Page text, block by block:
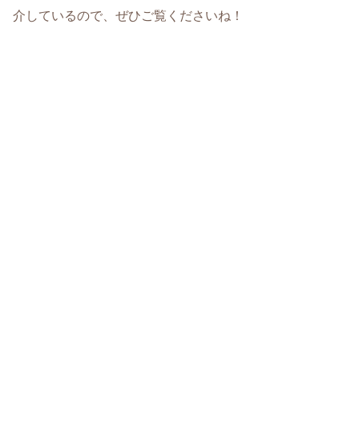
介しているので、ぜひご覧くださいね！